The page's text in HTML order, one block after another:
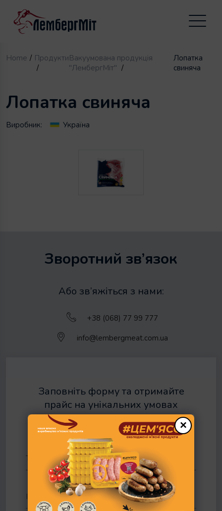
Home ПродуктиВакуумована продукція
"ЛембергМіт"
Лопатка
свиняча
Лопатка свиняча
Виробник: Україна
Зворотний зв’язок
Або зв’яжіться з нами:
+38 (068) 77 99 777
info@lembergmeat.com.ua
Заповніть форму та отримайте
прайс на унікальних умовах
співпраці
×